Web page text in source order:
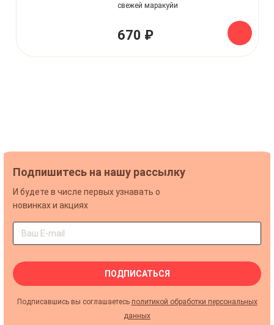
свежей маракуйи
670 ₽
Подпишитесь на нашу рассылку
И будете в числе первых узнавать о
новинках и акциях
ПОДПИСАТЬСЯ
Подписавшись вы соглашаетесь политикой обработки персональных
данных